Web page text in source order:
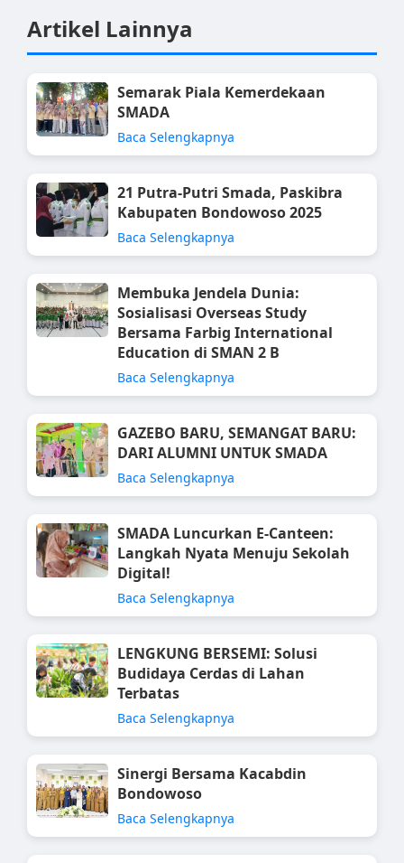
Artikel Lainnya
Semarak Piala Kemerdekaan
SMADA
Baca Selengkapnya
21 Putra-Putri Smada, Paskibra
Kabupaten Bondowoso 2025
Baca Selengkapnya
Membuka Jendela Dunia:
Sosialisasi Overseas Study
Bersama Farbig International
Education di SMAN 2 B
Baca Selengkapnya
GAZEBO BARU, SEMANGAT BARU:
DARI ALUMNI UNTUK SMADA
Baca Selengkapnya
SMADA Luncurkan E-Canteen:
Langkah Nyata Menuju Sekolah
Digital!
Baca Selengkapnya
LENGKUNG BERSEMI: Solusi
Budidaya Cerdas di Lahan
Terbatas
Baca Selengkapnya
Sinergi Bersama Kacabdin
Bondowoso
Baca Selengkapnya